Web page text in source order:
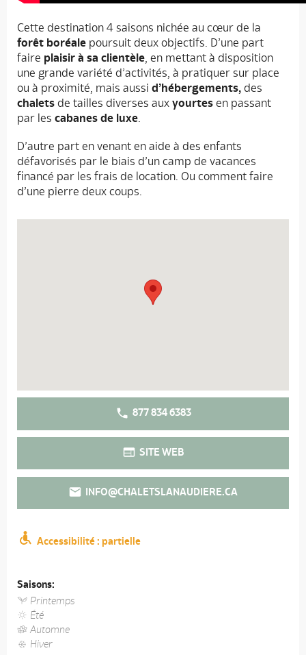
Cette destination 4 saisons nichée au cœur de la
forêt boréale poursuit deux objectifs. D’une part
faire plaisir à sa clientèle, en mettant à disposition
une grande variété d’activités, à pratiquer sur place
ou à proximité, mais aussi d’hébergements, des
chalets de tailles diverses aux yourtes en passant
par les cabanes de luxe.
D’autre part en venant en aide à des enfants
défavorisés par le biais d’un camp de vacances
financé par les frais de location. Ou comment faire
d’une pierre deux coups.
877 834 6383
SITE WEB
INFO@CHALETSLANAUDIERE.CA
Accessibilité : partielle
Saisons:
Printemps
Été
Automne
Hiver